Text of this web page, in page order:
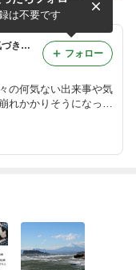
人生を変えた魔法の言葉 ～癒しと気づきに出逢う､静かな物語たち～〔こ～ちゃんの気まぐれ日記〕
の何気ない出来事や気
れかかりそうになった
な場面に出会い支えら
いと思います。
は不要です
フォロー